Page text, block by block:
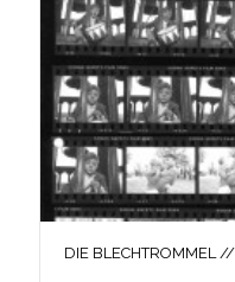
DIE BLECHTROMMEL